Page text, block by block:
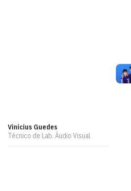
Vinicius Guedes
Técnico de Lab. Áudio Visual